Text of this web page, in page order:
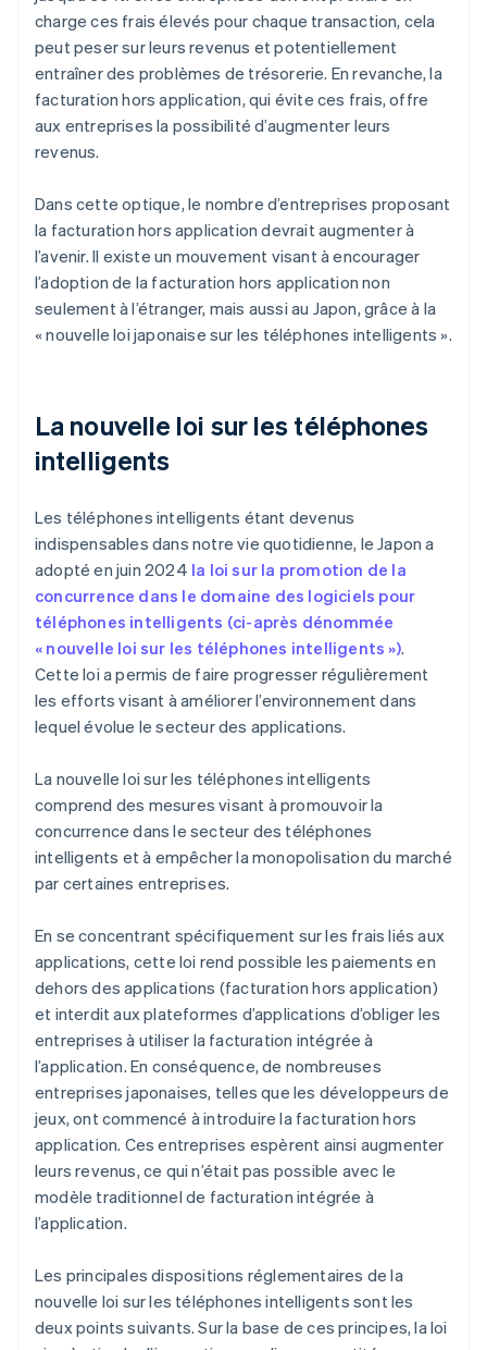
charge ces frais élevés pour chaque transaction, cela
peut peser sur leurs revenus et potentiellement
entraîner des problèmes de trésorerie. En revanche, la
facturation hors application, qui évite ces frais, offre
aux entreprises la possibilité d’augmenter leurs
revenus.
Dans cette optique, le nombre d’entreprises proposant
la facturation hors application devrait augmenter à
l’avenir. Il existe un mouvement visant à encourager
l’adoption de la facturation hors application non
seulement à l’étranger, mais aussi au Japon, grâce à la
« nouvelle loi japonaise sur les téléphones intelligents ».
La nouvelle loi sur les téléphones
intelligents
Les téléphones intelligents étant devenus
indispensables dans notre vie quotidienne, le Japon a
adopté en juin 2024 la loi sur la promotion de la
concurrence dans le domaine des logiciels pour
téléphones intelligents (ci-après dénommée
« nouvelle loi sur les téléphones intelligents »).
Cette loi a permis de faire progresser régulièrement
les efforts visant à améliorer l’environnement dans
lequel évolue le secteur des applications.
La nouvelle loi sur les téléphones intelligents
comprend des mesures visant à promouvoir la
concurrence dans le secteur des téléphones
intelligents et à empêcher la monopolisation du marché
par certaines entreprises.
En se concentrant spécifiquement sur les frais liés aux
applications, cette loi rend possible les paiements en
dehors des applications (facturation hors application)
et interdit aux plateformes d’applications d’obliger les
entreprises à utiliser la facturation intégrée à
l’application. En conséquence, de nombreuses
entreprises japonaises, telles que les développeurs de
jeux, ont commencé à introduire la facturation hors
application. Ces entreprises espèrent ainsi augmenter
leurs revenus, ce qui n’était pas possible avec le
modèle traditionnel de facturation intégrée à
l’application.
Les principales dispositions réglementaires de la
nouvelle loi sur les téléphones intelligents sont les
deux points suivants. Sur la base de ces principes, la loi